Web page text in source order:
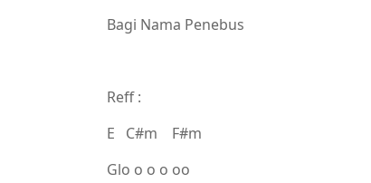
Bagi Nama Penebus
Reff :
E C#m F#m
Glo o o o oo